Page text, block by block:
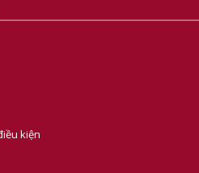
kiện